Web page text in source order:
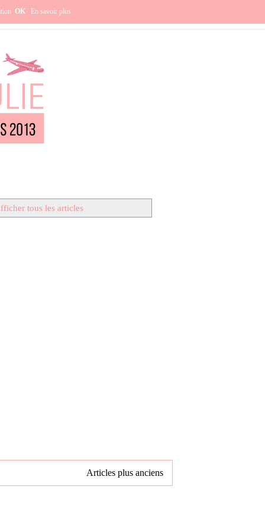
?
tous les articles
Articles plus anciens
OK En savoir plus